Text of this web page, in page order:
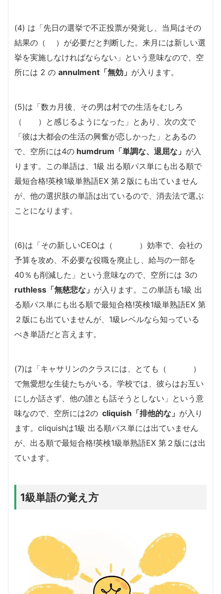
(4) は「先日の選挙で不正投票が発覚し、当局はその
結果の（ ）が必要だと判断した。来月には新しい選
挙を実施しなければならない」という意味なので、空
所には 2 の annulment「無効」 が入ります。
(5)は「数カ月後、その男は村での生活をむしろ
（ ）と感じるようになった」とあり、次の文で
「彼は大都会の生活の興奮が恋しかった」とあるの
で、空所には4の humdrum「単調な、退屈な」 が入
ります。この単語は、1級 出る順パス単にも出る順で
最短合格!英検1級単熟語EX 第２版にも出ていません
が、他の選択肢の単語は出ているので、消去法で選ぶ
ことになります。
(6)は「その新しいCEOは（ ）効率で、会社の
予算を攻め、不必要な役職を廃止し、給与の一部を
40％も削減した」という意味なので、空所には 3の
ruthless「無慈悲な」 が入ります。この単語も1級 出
る順パス単にも出る順で最短合格!英検1級単熟語EX 第
２版にも出ていませんが、1級レベルなら知っている
べき単語だと言えます。
(7)は「キャサリンのクラスには、とても（ ）
で無愛想な生徒たちがいる。学校では、彼らはお互い
にしか話さず、他の誰とも話そうとしない」という意
味なので、空所には2の cliquish「排他的な」 が入り
ます。cliquishは1級 出る順パス単には出ていません
が、出る順で最短合格!英検1級単熟語EX 第２版には出
ています。
1級単語の覚え方